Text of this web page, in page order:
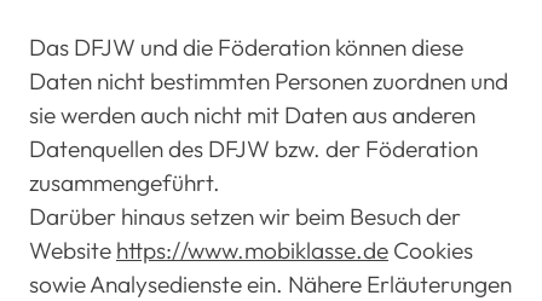
Das DFJW und die Föderation können diese
Daten nicht bestimmten Personen zuordnen und
sie werden auch nicht mit Daten aus anderen
Datenquellen des DFJW bzw. der Föderation
zusammengeführt.
Darüber hinaus setzen wir beim Besuch der
Website https://www.mobiklasse.de Cookies
sowie Analysedienste ein. Nähere Erläuterungen